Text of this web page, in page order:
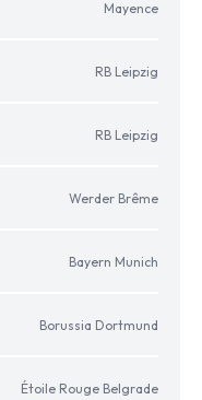
Mayence
RB Leipzig
RB Leipzig
Werder Brême
Bayern Munich
Borussia Dortmund
Étoile Rouge Belgrade